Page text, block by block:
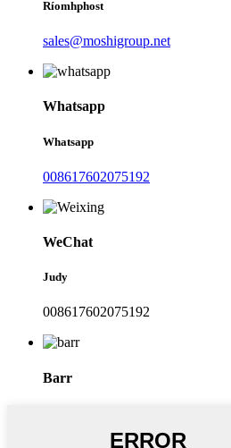
Ríomhphost
sales@moshigroup.net
Whatsapp
Whatsapp
008617602075192
WeChat
Judy
008617602075192
Barr